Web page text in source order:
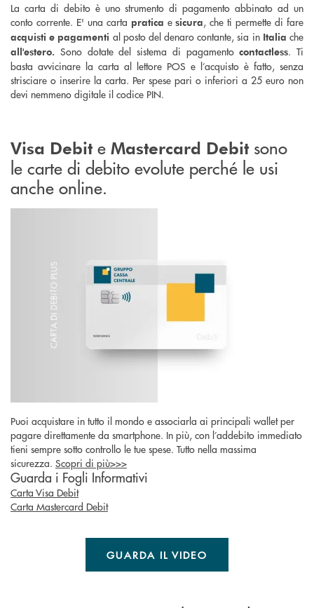
La carta di debito è uno strumento di pagamento abbinato ad un
conto corrente. E' una carta pratica esicura, che ti permette di fare
acquisti e pagamenti al posto del denaro contante, sia in Italia che
all'estero. Sono dotate del sistema di pagamentocontactless. Ti
basta avvicinare la carta al lettore POS e l’acquisto è fatto, senza
strisciare o inserire la carta. Per spese pari o inferiori a 25 euro non
devi nemmeno digitale il codice PIN.
Visa Debit e Mastercard Debit sono
le carte di debito evolute perché le usi
anche online.
Puoi acquistare in tutto il mondo e associarla ai principali wallet per
pagare direttamente da smartphone. In più, con l’addebito immediato
tieni sempre sotto controllo le tue spese. Tutto nella massima
sicurezza. Scopri di più>>>
Guarda i Fogli Informativi
Carta Visa Debit
Carta Mastercard Debit
GUARDA IL VIDEO